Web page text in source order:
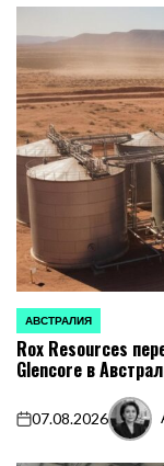
ОПУБЛИКОВАНО
В
АВСТРАЛИЯ
Rox Resources
Glencore в
on
07.08.2026
Запись